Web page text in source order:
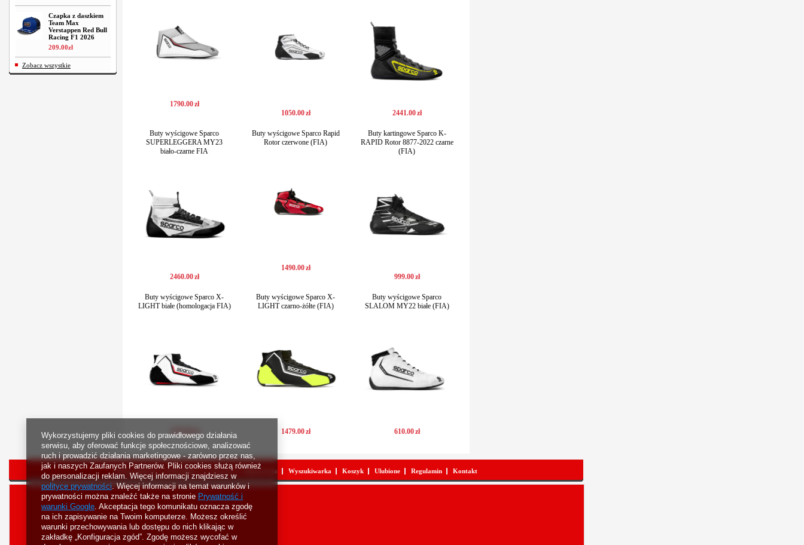
Czapka z daszkiem
Team Max
Verstappen Red Bull
Racing F1 2026
209.00zł
Zobacz wszystkie
1790.00zł
1050.00zł 2441.00zł
Buty wyścigowe Sparco
SUPERLEGGERA MY23
biało-czarne FIA
2460.00zł
Buty wyścigowe Sparco Rapid
Rotor czerwone (FIA)
1490.00zł
Buty kartingowe Sparco K-
RAPID Rotor 8877-2022 czarne
(FIA)
999.00zł
Buty wyścigowe Sparco X-
LIGHT białe (homologacja FIA)
1479
Buty wyścigowe Sparco X-
LIGHT czarno-żółte (FIA)
1479.00zł
Buty wyścigowe Sparco
SLALOM MY22 białe (FIA)
610.00zł
Strona główna Bestsellery Nowości Rejestracja Wyszukiwarka Koszyk Ulubione Regulamin Kontakt
Wykorzystujemy pliki cookies do prawidłowego działania
serwisu, aby oferować funkcje społecznościowe, analizować
ruch i prowadzić działania marketingowe - zarówno przez nas,
jak i naszych Zaufanych Partnerów. Pliki cookies służą również
do personalizacji reklam. Więcej informacji znajdziesz w
polityce prywatności. Więcej informacji na temat warunków i
prywatności można znaleźć także na stronie Prywatność i
warunki Google. Akceptacja tego komunikatu oznacza zgodę
na ich zapisywanie na Twoim komputerze. Możesz określić
warunki przechowywania lub dostępu do nich klikając w
zakładkę „Konfiguracja zgód”. Zgodę możesz wycofać w